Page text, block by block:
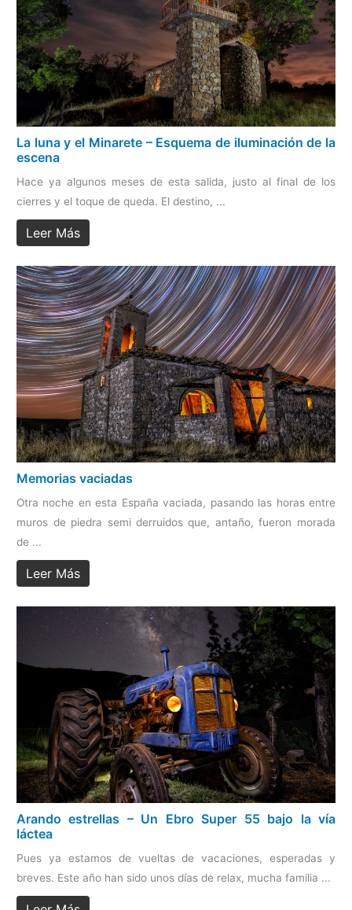
La luna y el Minarete – Esquema de iluminación de la
escena
Hace ya algunos meses de esta salida, justo al final de los
cierres y el toque de queda. El destino, ...
Leer Más
Memorias vaciadas
Otra noche en esta España vaciada, pasando las horas entre
muros de piedra semi derruidos que, antaño, fueron morada
de ...
Leer Más
Arando estrellas – Un Ebro Super 55 bajo la vía
láctea
Pues ya estamos de vueltas de vacaciones, esperadas y
breves. Este año han sido unos días de relax, mucha familia ...